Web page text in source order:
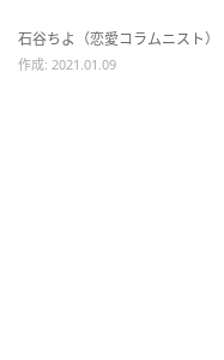
石谷ちよ（恋愛コラムニスト）
作成: 2021.01.09